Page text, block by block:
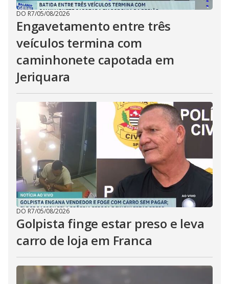
DO R7/05/08/2026
Engavetamento entre três
veículos termina com
caminhonete capotada em
Jeriquara
DO R7/05/08/2026
Golpista finge estar preso e leva
carro de loja em Franca